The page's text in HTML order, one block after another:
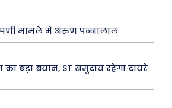
मामले में अरुण पन्नालाल
का बड़ा बयान, ST समुदाय रहेगा दायरे